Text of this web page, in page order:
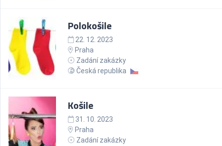
Polokošile
22. 12. 2023
Praha
Zadání zakázky
Česká republika
Košile
31. 10. 2023
Praha
Zadání zakázky